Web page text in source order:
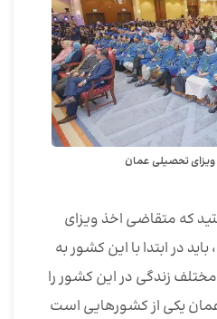
تحصیلی عمان
که متقاضی اخذ ویزای
در ابتدا با این کشور به
زندگی در این کشور را
یکی از کشورهایی است